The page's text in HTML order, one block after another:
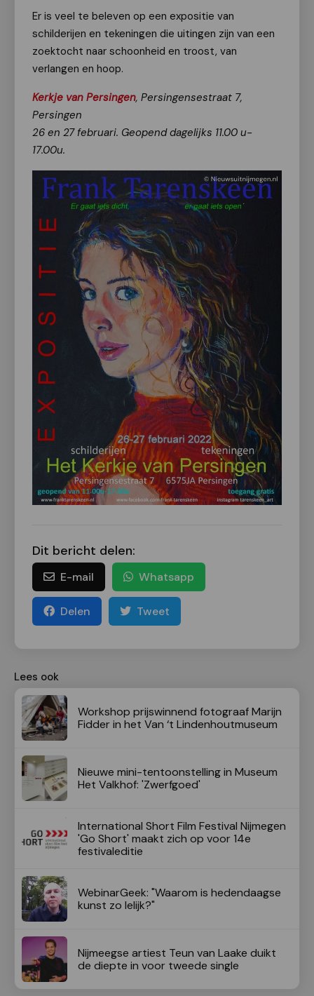
Er is veel te beleven op een expositie van
schilderijen en tekeningen die uitingen zijn van een
zoektocht naar schoonheid en troost, van
verlangen en hoop.
Kerkje van Persingen, Persingensestraat 7,
Persingen
26 en 27 februari. Geopend dagelijks 11.00 u-
17.00u.
Dit bericht delen:
E-mail Whatsapp
Delen Tweet
Lees ook
Workshop prijswinnend fotograaf Marijn
Fidder in het Van ‘t Lindenhoutmuseum
Nieuwe mini-tentoonstelling in Museum
Het Valkhof: 'Zwerfgoed'
International Short Film Festival Nijmegen
'Go Short' maakt zich op voor 14e
festivaleditie
WebinarGeek: "Waarom is hedendaagse
kunst zo lelijk?"
Nijmeegse artiest Teun van Laake duikt
de diepte in voor tweede single